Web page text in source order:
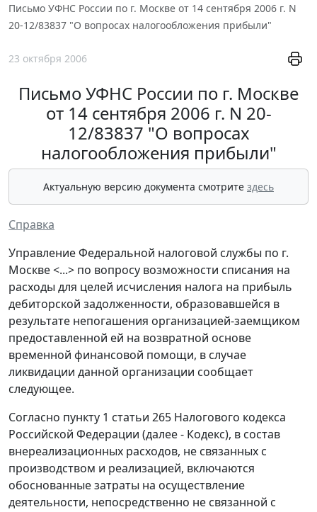
Письмо УФНС России по г. Москве от 14 сентября 2006 г. N
20-12/83837 "О вопросах налогообложения прибыли"
23 октября 2006
Письмо УФНС России по г. Москве
от 14 сентября 2006 г. N 20-
12/83837 "О вопросах
налогообложения прибыли"
Актуальную версию документа смотрите здесь
Справка
Управление Федеральной налоговой службы по г.
Москве <...> по вопросу возможности списания на
расходы для целей исчисления налога на прибыль
дебиторской задолженности, образовавшейся в
результате непогашения организацией-заемщиком
предоставленной ей на возвратной основе
временной финансовой помощи, в случае
ликвидации данной организации сообщает
следующее.
Согласно пункту 1 статьи 265 Налогового кодекса
Российской Федерации (далее - Кодекс), в состав
внереализационных расходов, не связанных с
производством и реализацией, включаются
обоснованные затраты на осуществление
деятельности, непосредственно не связанной с